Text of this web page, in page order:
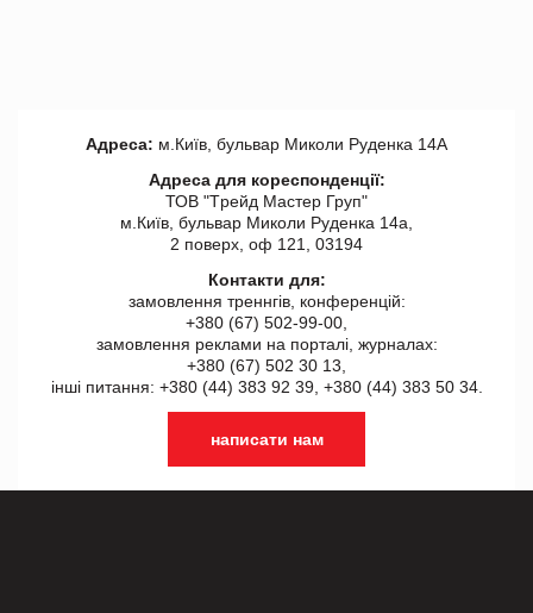
Адреса: м.Київ, бульвар Миколи Руденка 14А
Адреса для кореспонденції:
ТОВ "Tрейд Мастер Груп"
м.Київ, бульвар Миколи Руденка 14а,
2 поверх, оф 121, 03194
Контакти для:
замовлення треннгів, конференцій:
+380 (67) 502-99-00,
замовлення реклами на порталі, журналах:
+380 (67) 502 30 13,
інші питання: +380 (44) 383 92 39, +380 (44) 383 50 34.
написати нам